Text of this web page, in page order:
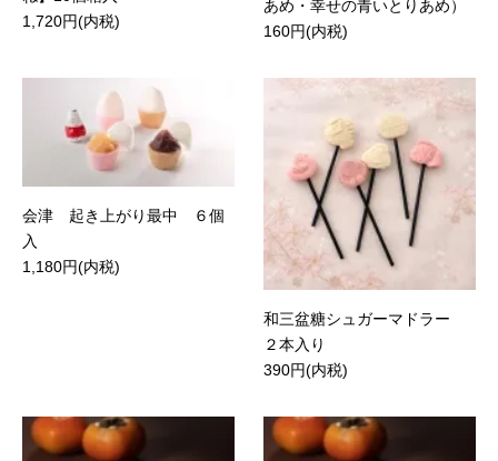
1,720円(内税)
あめ・幸せの青いとりあめ）
160円(内税)
会津 起き上がり最中 ６個
入
1,180円(内税)
和三盆糖シュガーマドラー
２本入り
390円(内税)